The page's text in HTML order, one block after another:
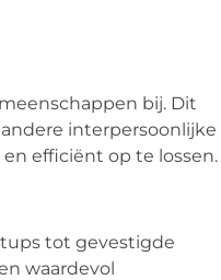
bij. Dit
interpersoonlijke
efficiënt op te lossen.
tot gevestigde
waardevol